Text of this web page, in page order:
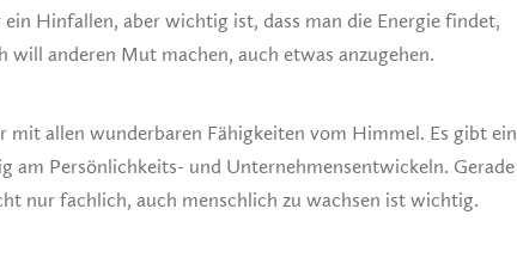
Hinfallen, aber wichtig ist, dass man die Energie findet,
anderen Mut machen, auch etwas anzugehen.
allen wunderbaren Fähigkeiten vom Himmel. Es gibt ein
am Persönlichkeits- und Unternehmensentwickeln. Gerade
nur fachlich, auch menschlich zu wachsen ist wichtig.